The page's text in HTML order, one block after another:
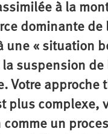
à la
dominante de
une « situation
suspension
Votre approche
plus complexe,
un